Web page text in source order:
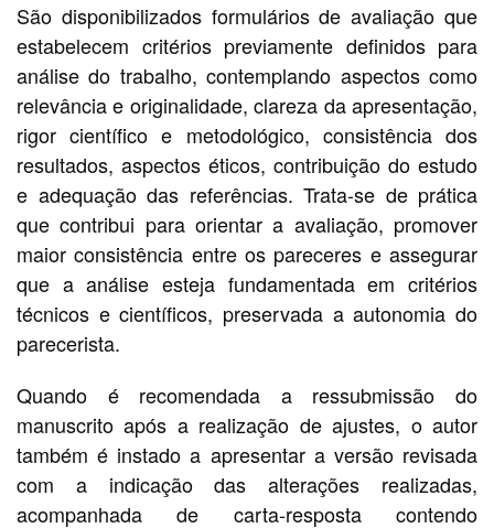
São disponibilizados formulários de avaliação que
estabelecem critérios previamente definidos para
análise do trabalho, contemplando aspectos como
relevância e originalidade, clareza da apresentação,
rigor científico e metodológico, consistência dos
resultados, aspectos éticos, contribuição do estudo
e adequação das referências. Trata-se de prática
que contribui para orientar a avaliação, promover
maior consistência entre os pareceres e assegurar
que a análise esteja fundamentada em critérios
técnicos e científicos, preservada a autonomia do
parecerista.
Quando é recomendada a ressubmissão do
manuscrito após a realização de ajustes, o autor
também é instado a apresentar a versão revisada
com a indicação das alterações realizadas,
acompanhada de carta-resposta contendo